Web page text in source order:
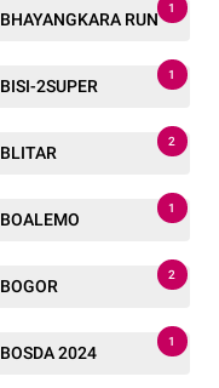
BHAYANGKARA RUN
1
BISI-2SUPER
1
BLITAR
2
BOALEMO
1
BOGOR
2
BOSDA 2024
1